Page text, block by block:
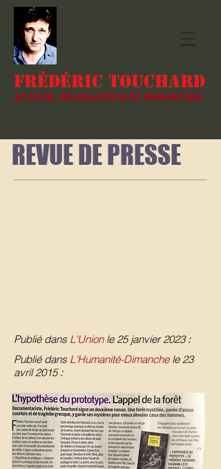
Frédéric TOUCHARD
Auteur, réalisateur et romancier
REVUE DE PRESSE
Publié dans L'Unionle 25 janvier 2023:
Publié dans L'Humanité-Dimanchele 23
avril 2015: